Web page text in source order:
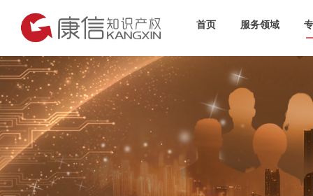
首页 服务领域